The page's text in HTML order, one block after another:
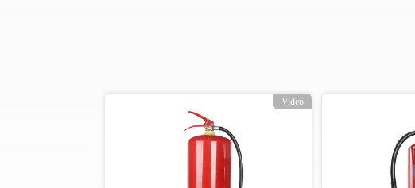
Vidéo